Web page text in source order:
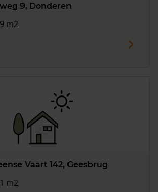
9, Donderen
m2
Vaart 142, Geesbrug
m2